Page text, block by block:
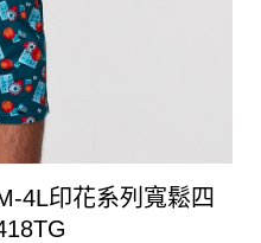
4L印花系列寬鬆四